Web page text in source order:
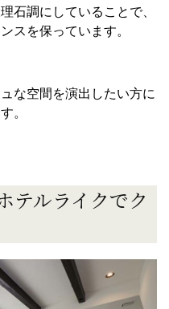
石調にしていることで、
スを保っています。
な空間を演出したい方に
。
テルライクでク